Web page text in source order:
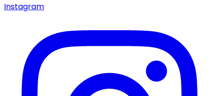
Instagram